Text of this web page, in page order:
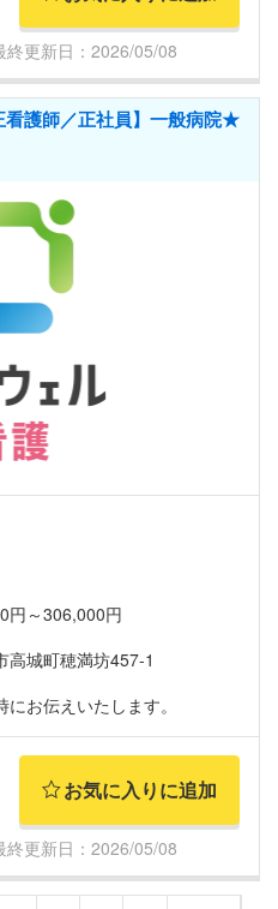
更新日：2026/05/08
看護師／正社員】一般病院★
円～306,000円
高城町穂満坊457-1
お伝えいたします。
お気に入りに追加
更新日：2026/05/08